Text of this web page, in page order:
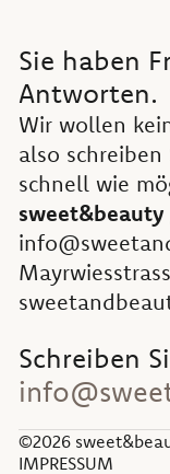
Sie haben
Antworten.
Wir wollen
also
schnell wie
sweet&beauty
Schreiben
©2026
IMPRESSUM